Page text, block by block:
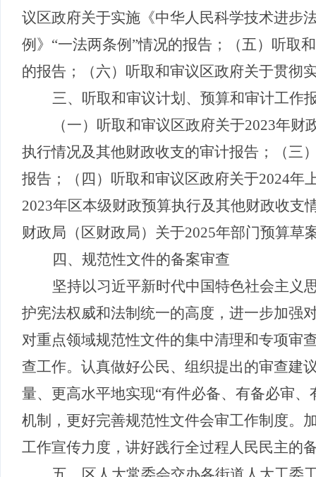
议区政府关于实施《中华人民科学技术进步
例》 “一法两条例”情况的报告 ；（五） 听取
的报告 ；（六）听取和审议区政府关于贯彻
三、 听取和审议计划、预算和审计工作
（一） 听取和审议区政府关于2023年财
执行情况及其他财政收支的审计报告 ；（三
报告 ；（四） 听取和审议区政府关于2024年
2023年区本级财政预算执行及其他财政收支
财政局（区财政局）关于2025年部门预算草
四、规范性文件的备案审查
坚持以习近平新时代中国特色社会主义
护宪法权威和法制统一的高度，进一步加强
对重点领域规范性文件的集中清理和专项审
查工作。 认真做好公民、组织提出的审查建
量、更高水平地实现“有件必备、有备必审
机制，更好完善规范性文件会审工作制度。
工作宣传力度，讲好践行全过程人民民主的